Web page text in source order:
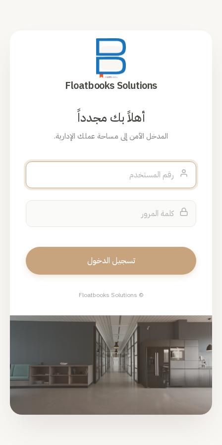
Floatbooks Solutions
أهلاً بك مجدداً
المدخل الآمن إلى مساحة عملك الإدارية.
© Floatbooks Solutions